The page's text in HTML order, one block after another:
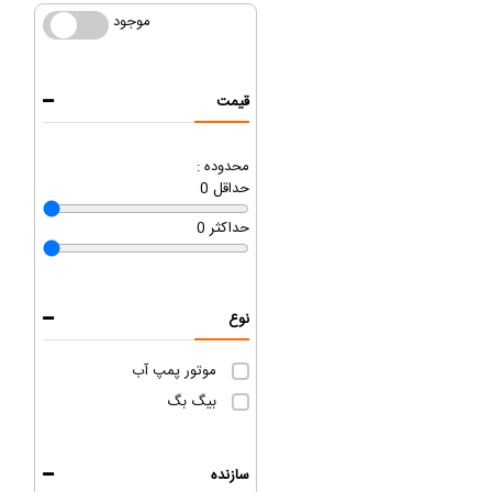
موجود موجود
قیمت
محدوده :
0 حداقل
0 حداکثر
نوع
موتور پمپ آب
بیگ بگ
سازنده